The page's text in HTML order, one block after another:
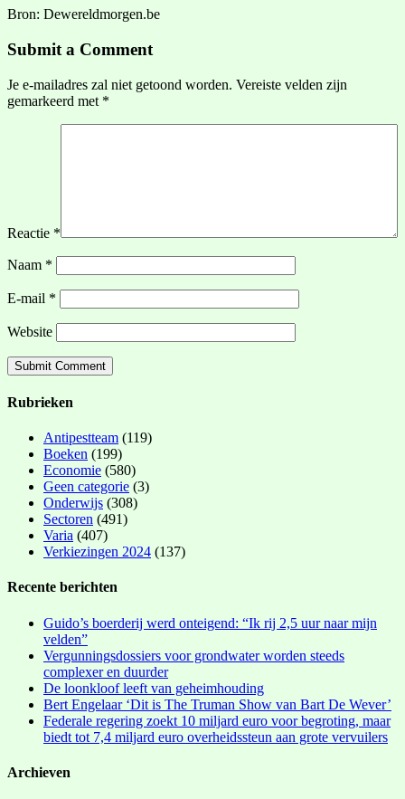
Bron: Dewereldmorgen.be
Submit a Comment
Je e-mailadres zal niet getoond worden. Vereiste velden zijn
gemarkeerd met *
Reactie *
Naam *
E-mail *
Website
Rubrieken
Antipestteam (119)
Boeken (199)
Economie (580)
Geen categorie (3)
Onderwijs (308)
Sectoren (491)
Varia (407)
Verkiezingen 2024 (137)
Recente berichten
Guido’s boerderij werd onteigend: “Ik rij 2,5 uur naar mijn
velden”
Vergunningsdossiers voor grondwater worden steeds
complexer en duurder
De loonkloof leeft van geheimhouding
Bert Engelaar ‘Dit is The Truman Show van Bart De Wever’
Federale regering zoekt 10 miljard euro voor begroting, maar
biedt tot 7,4 miljard euro overheidssteun aan grote vervuilers
Archieven